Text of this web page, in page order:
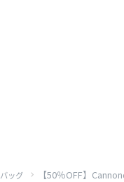
バッグ 【50％OFF】